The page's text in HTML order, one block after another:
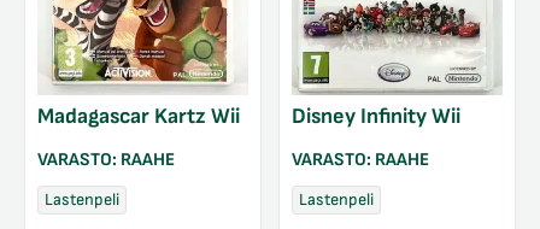
Madagascar Kartz Wii
VARASTO: RAAHE
Lastenpeli
Disney Infinity Wii
VARASTO: RAAHE
Lastenpeli